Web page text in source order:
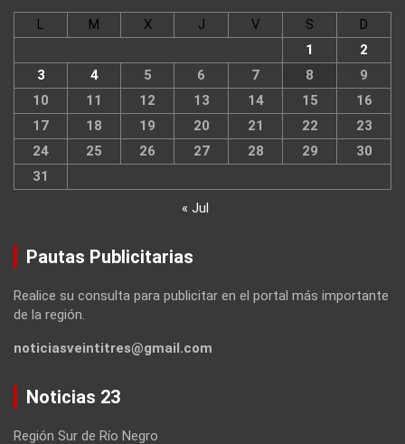
L M X J V S
D
1
2
3
4 5 6 7 8
9
10
11 12 13 14 15
16
17
18 19 20 21 22
23
24
25 26 27 28 29
30
31
« Jul
Pautas Publicitarias
Realice su consulta para publicitar en el portal más importante
de la región.
noticiasveintitres@gmail.com
Noticias 23
Región Sur de Río Negro